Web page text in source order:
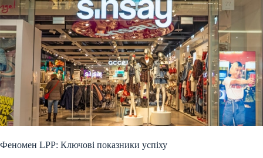
Феномен LPP: Ключові показники успіху